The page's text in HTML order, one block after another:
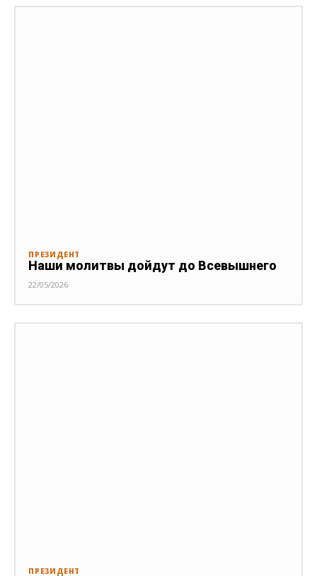
ПРЕЗИДЕНТ
Наши молитвы дойдут до Всевышнего
22/05/2026
ПРЕЗИДЕНТ